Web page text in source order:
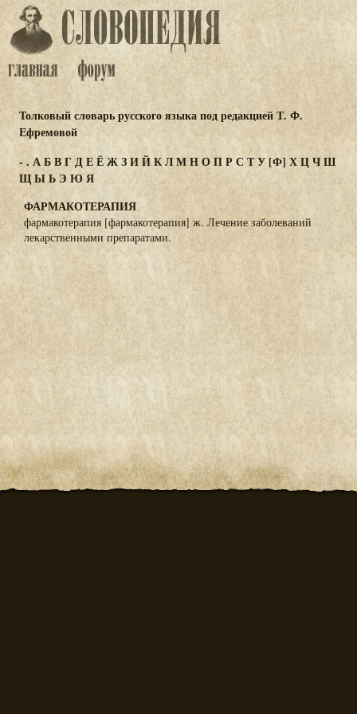
Толковый словарь русского языка под редакцией Т. Ф.
Ефремовой
- . АБВГДЕЁЖЗИЙКЛМНОПР С ТУ [Ф] ХЦЧШ
ЩЫЬЭ ЮЯ
ФАРМАКОТЕРАПИЯ
фармакотерапия [фармакотерапия] ж. Лечение заболеваний
лекарственными препаратами.